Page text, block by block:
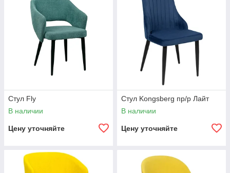
Стул Fly
В наличии
Цену уточняйте
Стул Kongsberg пр/р Лайт
В наличии
Цену уточняйте